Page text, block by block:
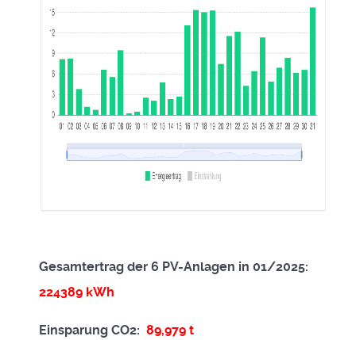
Gesamtertrag der 6 PV-Anlagen in 01/2025:
224389 kWh
Einsparung CO2: 89,979 t